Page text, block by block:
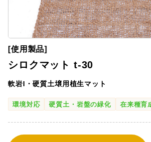
[使用製品]
シロクマット t-30
軟岩I・硬質土壌用植生マット
環境対応 硬質土・岩盤の緑化 在来種育